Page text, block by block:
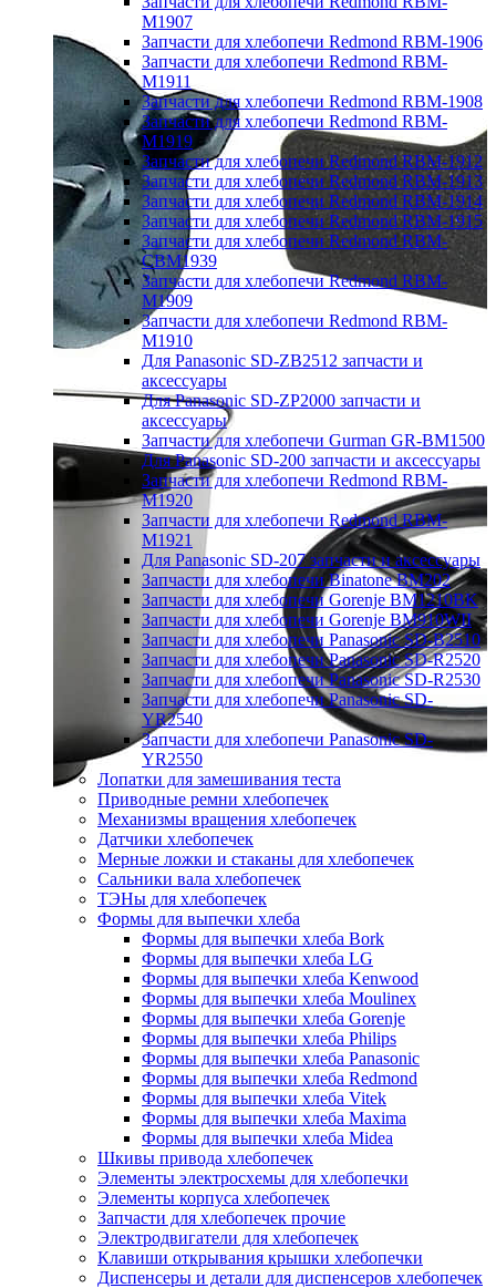
M1907
Запчасти для хлебопечи Redmond RBM-1906
Запчасти для хлебопечи Redmond RBM-
M1911
Запчасти для хлебопечи Redmond RBM-1908
Запчасти для хлебопечи Redmond RBM-
M1919
Запчасти для хлебопечи Redmond RBM-1912
Запчасти для хлебопечи Redmond RBM-1913
Запчасти для хлебопечи Redmond RBM-1914
Запчасти для хлебопечи Redmond RBM-1915
Запчасти для хлебопечи Redmond RBM-
CBM1939
Запчасти для хлебопечи Redmond RBM-
M1909
Запчасти для хлебопечи Redmond RBM-
M1910
Для Panasonic SD-ZB2512 запчасти и
аксессуары
Для Panasonic SD-ZP2000 запчасти и
аксессуары
Запчасти для хлебопечи Gurman GR-BM1500
Для Panasonic SD-200 запчасти и аксессуары
Запчасти для хлебопечи Redmond RBM-
M1920
Запчасти для хлебопечи Redmond RBM-
M1921
Для Panasonic SD-207 запчасти и аксессуары
Запчасти для хлебопечи Binatone BM202
Запчасти для хлебопечи Gorenje BM1210BK
Запчасти для хлебопечи Gorenje BM910WII
Запчасти для хлебопечи Panasonic SD-B2510
Запчасти для хлебопечи Panasonic SD-R2520
Запчасти для хлебопечи Panasonic SD-R2530
Запчасти для хлебопечи Panasonic SD-
YR2540
Запчасти для хлебопечи Panasonic SD-
YR2550
Лопатки для замешивания теста
Приводные ремни хлебопечек
Механизмы вращения хлебопечек
Датчики хлебопечек
Мерные ложки и стаканы для хлебопечек
Сальники вала хлебопечек
ТЭНы для хлебопечек
Формы для выпечки хлеба
Формы для выпечки хлеба Bork
Формы для выпечки хлеба LG
Формы для выпечки хлеба Kenwood
Формы для выпечки хлеба Moulinex
Формы для выпечки хлеба Gorenje
Формы для выпечки хлеба Philips
Формы для выпечки хлеба Panasonic
Формы для выпечки хлеба Redmond
Формы для выпечки хлеба Vitek
Формы для выпечки хлеба Maxima
Формы для выпечки хлеба Midea
Шкивы привода хлебопечек
Элементы электросхемы для хлебопечки
Элементы корпуса хлебопечек
Запчасти для хлебопечек прочие
Электродвигатели для хлебопечек
Клавиши открывания крышки хлебопечки
Диспенсеры и детали для диспенсеров хлебопечек